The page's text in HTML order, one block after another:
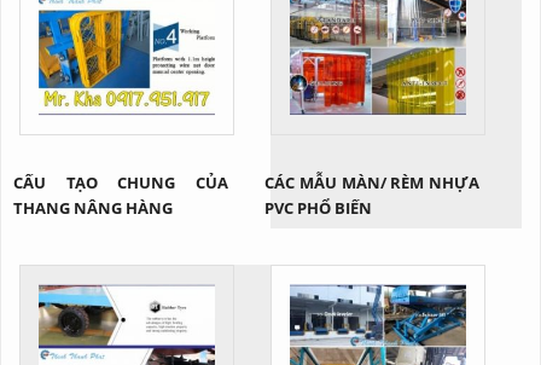
CẤU TẠO CHUNG CỦA
THANG NÂNG HÀNG
CÁC MẪU MÀN/ RÈM NHỰA
PVC PHỔ BIẾN